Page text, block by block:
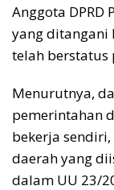
Anggota DPRD
yang ditangani
telah berstatus
Menurutnya,
pemerintahan
bekerja
daerah yang
dalam UU 23/